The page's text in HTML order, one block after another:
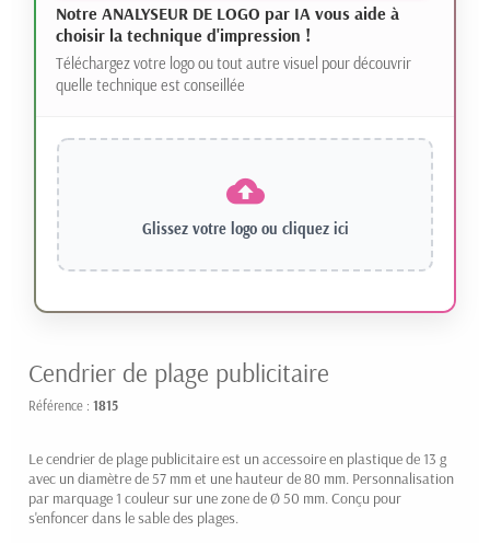
Notre ANALYSEUR DE LOGO par IA vous aide à
choisir la technique d'impression !
Téléchargez votre logo ou tout autre visuel pour découvrir
quelle technique est conseillée
Glissez votre logo ou cliquez ici
Cendrier de plage publicitaire
Référence : 1815
Le cendrier de plage publicitaire est un accessoire en plastique de 13 g
avec un diamètre de 57 mm et une hauteur de 80 mm. Personnalisation
par marquage 1 couleur sur une zone de Ø 50 mm. Conçu pour
s'enfoncer dans le sable des plages.